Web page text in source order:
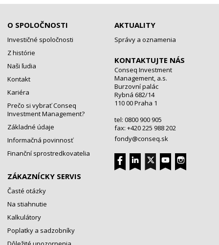
O SPOLOČNOSTI
Investičné spoločnosti
Z histórie
Naši ľudia
Kontakt
Kariéra
Prečo si vybrať Conseq
Investment Management?
Základné údaje
Informačná povinnosť
Finanční sprostredkovatelia
ZÁKAZNÍCKY SERVIS
Časté otázky
Na stiahnutie
Kalkulátory
Poplatky a sadzobníky
AKTUALITY
Správy a oznamenia
KONTAKTUJTE NÁS
Conseq Investment
Management, a.s.
Burzovní palác
Rybná 682/14
110 00 Praha 1
tel: 0800 900 905
fax: +420 225 988 202
fondy@conseq.sk